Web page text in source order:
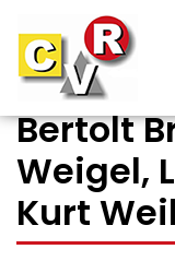
Bertolt
Weigel,
Kurt